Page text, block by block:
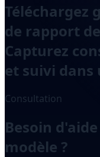
Téléchargez
de rapport
Capturez
et suivi dans
Consultation
Besoin
modèle ?